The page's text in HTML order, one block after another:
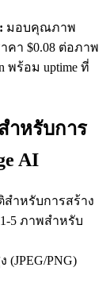
มอบคุณภาพ
คา $0.08 ต่อภาพ
พร้อม uptime ที่
ำหรับการ
AI
ำหรับการสร้าง
5 ภาพสำหรับ
PNG)